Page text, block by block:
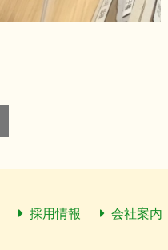
採用情報 会社案内